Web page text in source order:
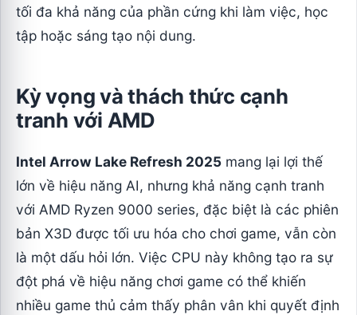
tối đa khả năng của phần cứng khi làm việc, học
tập hoặc sáng tạo nội dung.
Kỳ vọng và thách thức cạnh
tranh với AMD
Intel Arrow Lake Refresh 2025 mang lại lợi thế
lớn về hiệu năng AI, nhưng khả năng cạnh tranh
với AMD Ryzen 9000 series, đặc biệt là các phiên
bản X3D được tối ưu hóa cho chơi game, vẫn còn
là một dấu hỏi lớn. Việc CPU này không tạo ra sự
đột phá về hiệu năng chơi game có thể khiến
nhiều game thủ cảm thấy phân vân khi quyết định